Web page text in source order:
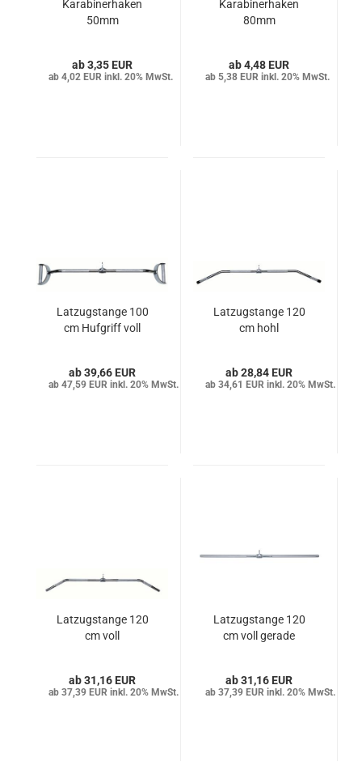
Karabinerhaken
50mm
3,35 EUR
4,02 EUR inkl. 20% MwSt.
Karabinerhaken
80mm
4,48 EUR
5,38 EUR inkl. 20% MwSt.
Latzugstange 100
cm Hufgriff voll
39,66 EUR
47,59 EUR inkl. 20% MwSt.
Latzugstange 120
cm hohl
28,84 EUR
34,61 EUR inkl. 20% MwSt.
Latzugstange 120
cm voll
31,16 EUR
37,39 EUR inkl. 20% MwSt.
Latzugstange 120
cm voll gerade
31,16 EUR
37,39 EUR inkl. 20% MwSt.